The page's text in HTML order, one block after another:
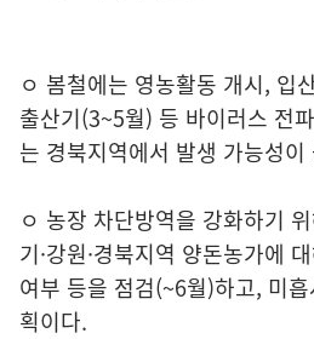
ㅇ 봄철에는 영농활동 개시, 입
출산기(3~5월) 등 바이러스 전
는 경북지역에서 발생 가능성이
ㅇ 농장 차단방역을 강화하기
기·강원·경북지역 양돈농가에
여부 등을 점검(~6월)하고, 미
획이다.